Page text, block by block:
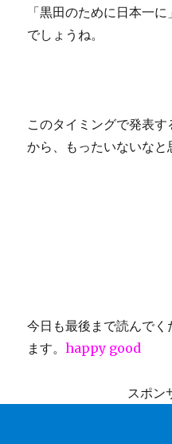
「黒田のために日本一
でしょうね。
このタイミングで発表
から、もったいないなと
今日も最後まで読んで
ます。happy good
スポン